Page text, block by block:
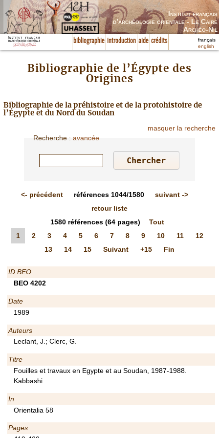
Institut français
d’archéologie orientale - Le Caire
Archéo-Nil
bibliographie introduction aide crédits
français
english
Bibliographie de l’Égypte des
Origines
Bibliographie de la préhistoire et de la protohistoire de
l’Égypte et du Nord du Soudan
masquer la recherche
Recherche :avancée
<- précédent références 1044/1580 suivant ->
retour liste
1580 références(64 pages)
Tout
1
2 3 4 5 6 7 8 9 10 11
12
13
14 15 Suivant +15 Fin
ID BEO
BEO 4202
Date
1989
Auteurs
Leclant, J.; Clerc, G.
Titre
Fouilles et travaux en Egypte et au Soudan, 1987-1988.
Kabbashi
In
Orientalia 58
Pages